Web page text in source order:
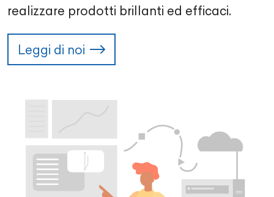
realizzare prodotti brillanti ed efficaci.
Leggi di noi